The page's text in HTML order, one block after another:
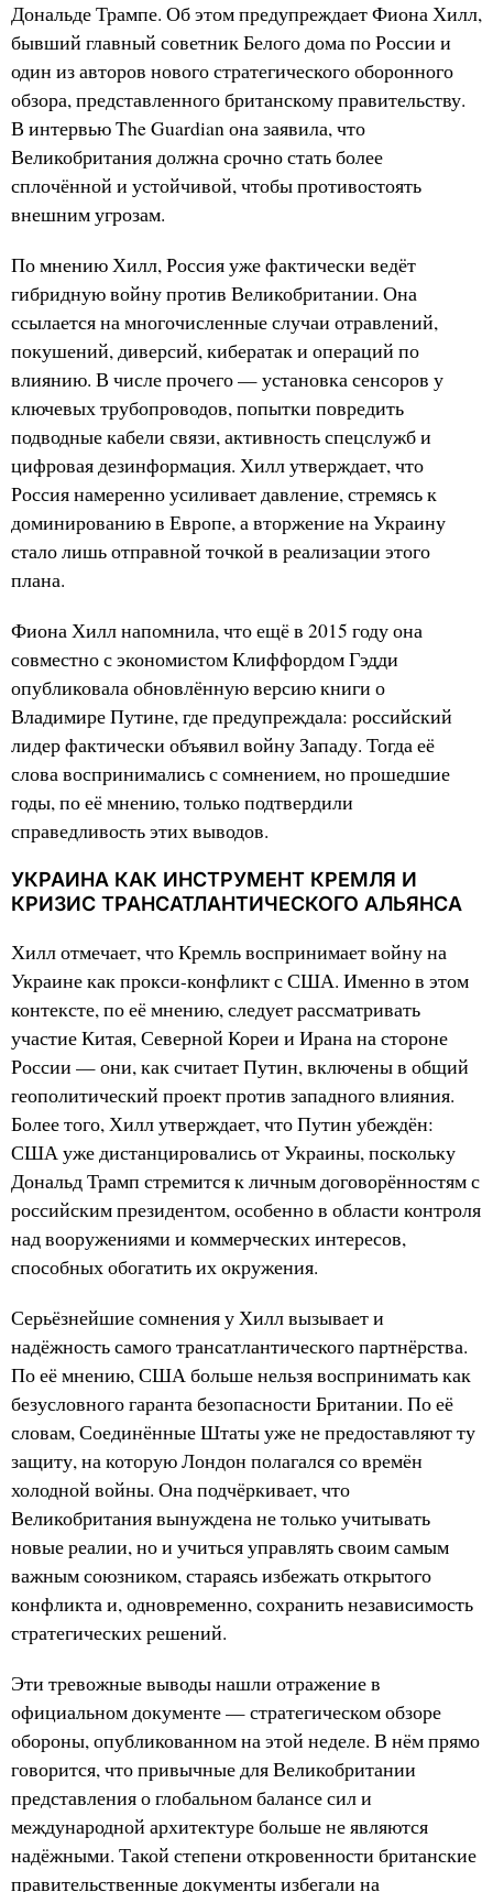
Дональде Трампе. Об этом предупреждает Фиона Хилл,
бывший главный советник Белого дома по России и
один из авторов нового стратегического оборонного
обзора, представленного британскому правительству.
В интервью The Guardian она заявила, что
Великобритания должна срочно стать более
сплочённой и устойчивой, чтобы противостоять
внешним угрозам.
По мнению Хилл, Россия уже фактически ведёт
гибридную войну против Великобритании. Она
ссылается на многочисленные случаи отравлений,
покушений, диверсий, кибератак и операций по
влиянию. В числе прочего — установка сенсоров у
ключевых трубопроводов, попытки повредить
подводные кабели связи, активность спецслужб и
цифровая дезинформация. Хилл утверждает, что
Россия намеренно усиливает давление, стремясь к
доминированию в Европе, а вторжение на Украину
стало лишь отправной точкой в реализации этого
плана.
Фиона Хилл напомнила, что ещё в 2015 году она
совместно с экономистом Клиффордом Гэдди
опубликовала обновлённую версию книги о
Владимире Путине, где предупреждала: российский
лидер фактически объявил войну Западу. Тогда её
слова воспринимались с сомнением, но прошедшие
годы, по её мнению, только подтвердили
справедливость этих выводов.
УКРАИНА КАК ИНСТРУМЕНТ КРЕМЛЯ И
КРИЗИС ТРАНСАТЛАНТИЧЕСКОГО АЛЬЯНСА
Хилл отмечает, что Кремль воспринимает войну на
Украине как прокси-конфликт с США. Именно в этом
контексте, по её мнению, следует рассматривать
участие Китая, Северной Кореи и Ирана на стороне
России — они, как считает Путин, включены в общий
геополитический проект против западного влияния.
Более того, Хилл утверждает, что Путин убеждён:
США уже дистанцировались от Украины, поскольку
Дональд Трамп стремится к личным договорённостям с
российским президентом, особенно в области контроля
над вооружениями и коммерческих интересов,
способных обогатить их окружения.
Серьёзнейшие сомнения у Хилл вызывает и
надёжность самого трансатлантического партнёрства.
По её мнению, США больше нельзя воспринимать как
безусловного гаранта безопасности Британии. По её
словам, Соединённые Штаты уже не предоставляют ту
защиту, на которую Лондон полагался со времён
холодной войны. Она подчёркивает, что
Великобритания вынуждена не только учитывать
новые реалии, но и учиться управлять своим самым
важным союзником, стараясь избежать открытого
конфликта и, одновременно, сохранить независимость
стратегических решений.
Эти тревожные выводы нашли отражение в
официальном документе — стратегическом обзоре
обороны, опубликованном на этой неделе. В нём прямо
говорится, что привычные для Великобритании
представления о глобальном балансе сил и
международной архитектуре больше не являются
надёжными. Такой степени откровенности британские
правительственные документы избегали на